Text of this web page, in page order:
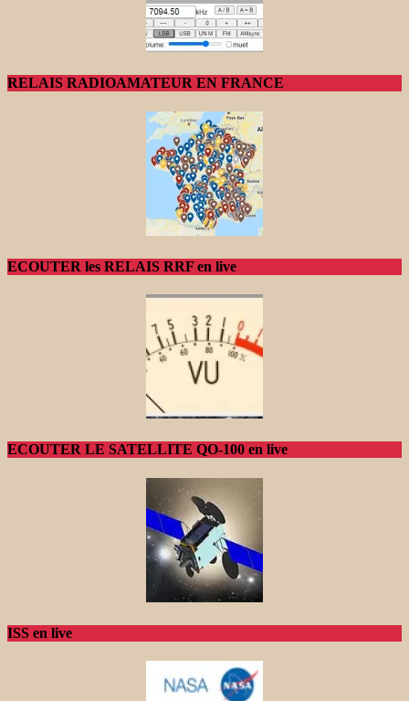
RELAIS RADIOAMATEUR EN FRANCE
ECOUTER les RELAIS RRF en live
ECOUTER LE SATELLITE QO-100 en live
ISS en live